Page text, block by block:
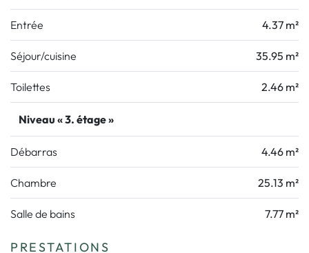
Entrée 4.37 m²
Séjour/cuisine 35.95 m²
Toilettes 2.46 m²
Niveau « 3. étage »
Débarras 4.46 m²
Chambre 25.13 m²
Salle de bains 7.77 m²
PRESTATIONS